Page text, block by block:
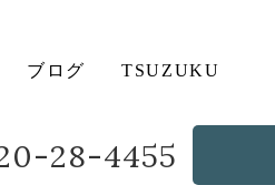
ブログ TSUZUKU
28-4455